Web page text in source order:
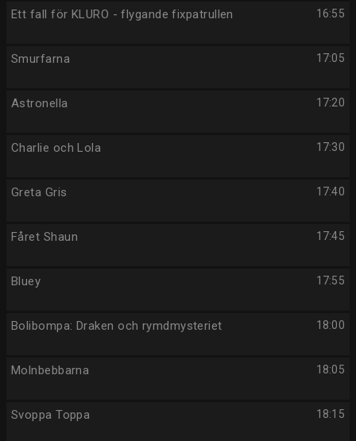
16:55
Ett fall för KLURO - flygande fixpatrullen
17:05
Smurfarna
17:20
Astronella
17:30
Charlie och Lola
17:40
Greta Gris
17:45
Fåret Shaun
17:55
Bluey
18:00
Bolibompa: Draken och rymdmysteriet
18:05
Molnbebbarna
18:15
Svoppa Toppa